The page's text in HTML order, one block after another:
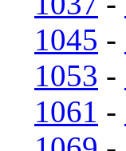
1045 -
1053 -
1061 -